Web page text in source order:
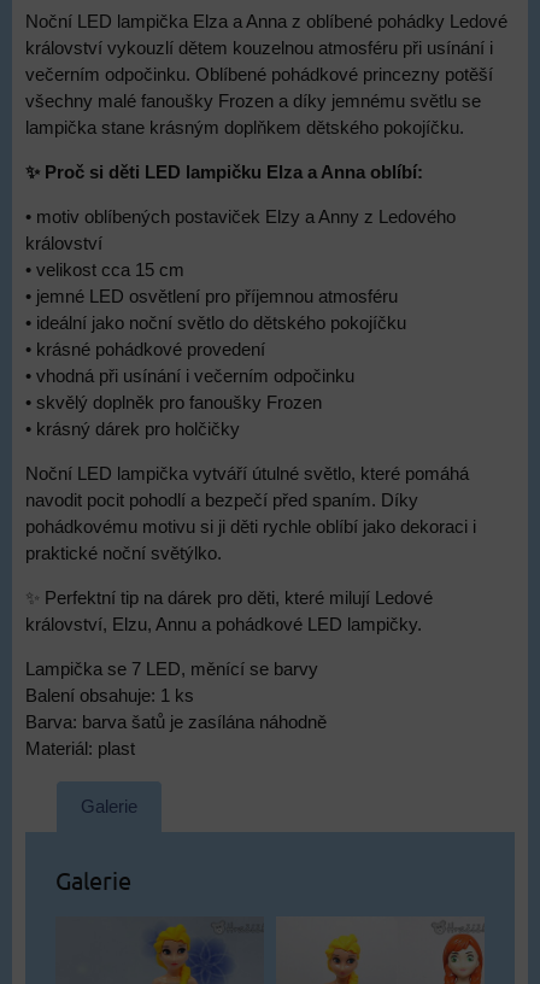
Noční LED lampička Elza a Anna z oblíbené pohádky Ledové
království vykouzlí dětem kouzelnou atmosféru při usínání i
večerním odpočinku. Oblíbené pohádkové princezny potěší
všechny malé fanoušky Frozen a díky jemnému světlu se
lampička stane krásným doplňkem dětského pokojíčku.
✨ Proč si děti LED lampičku Elza a Anna oblíbí:
• motiv oblíbených postaviček Elzy a Anny z Ledového
království
• velikost cca 15 cm
• jemné LED osvětlení pro příjemnou atmosféru
• ideální jako noční světlo do dětského pokojíčku
• krásné pohádkové provedení
• vhodná při usínání i večerním odpočinku
• skvělý doplněk pro fanoušky Frozen
• krásný dárek pro holčičky
Noční LED lampička vytváří útulné světlo, které pomáhá
navodit pocit pohodlí a bezpečí před spaním. Díky
pohádkovému motivu si ji děti rychle oblíbí jako dekoraci i
praktické noční světýlko.
✨ Perfektní tip na dárek pro děti, které milují Ledové
království, Elzu, Annu a pohádkové LED lampičky.
Lampička se 7 LED, měnící se barvy
Balení obsahuje: 1 ks
Barva: barva šatů je zasílána náhodně
Materiál: plast
Galerie
Galerie